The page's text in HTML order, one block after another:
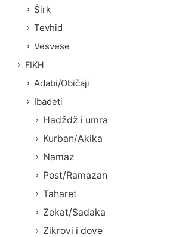
Širk
Tevhid
Vesvese
FIKH
Adabi/Običaji
Ibadeti
Hadždž i umra
Kurban/Akika
Namaz
Post/Ramazan
Taharet
Zekat/Sadaka
Zikrovi i dove